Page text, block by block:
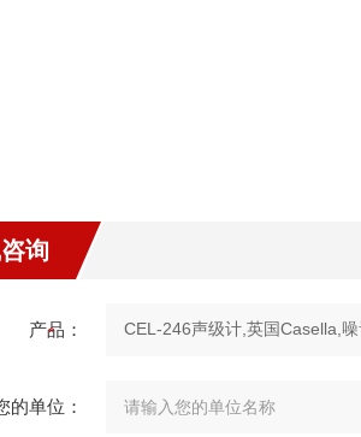
询
产品：
的单位：